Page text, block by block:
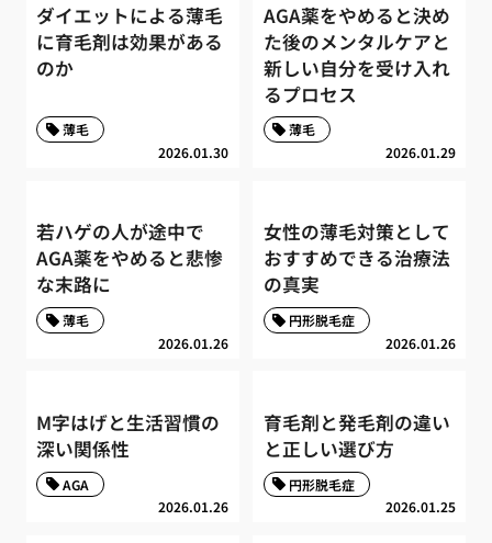
ダイエットによる薄毛
に育毛剤は効果がある
のか
2026.01.30
薄毛
AGA薬をやめると決め
た後のメンタルケアと
新しい自分を受け入れ
るプロセス
2026.01.29
薄毛
若ハゲの人が途中で
AGA薬をやめると悲惨
な末路に
2026.01.26
薄毛
女性の薄毛対策として
おすすめできる治療法
の真実
2026.01.26
円形脱毛症
M字はげと生活習慣の
深い関係性
2026.01.26
AGA
育毛剤と発毛剤の違い
と正しい選び方
2026.01.25
円形脱毛症